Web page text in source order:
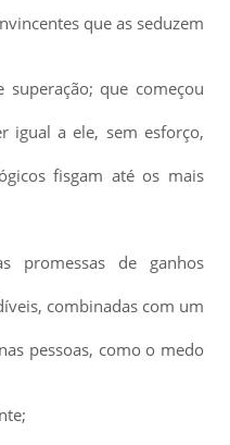
que as seduzem
que começou
igual a ele, sem esforço,
fisgam até os mais
promessas de ganhos
combinadas com um
pessoas, como o medo